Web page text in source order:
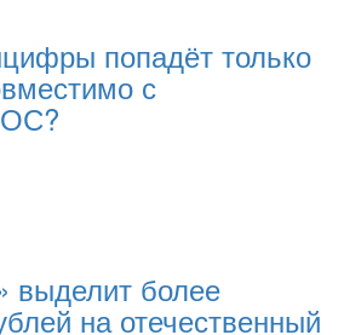
попадёт только
с
ОС?
выделит более
на отечественный